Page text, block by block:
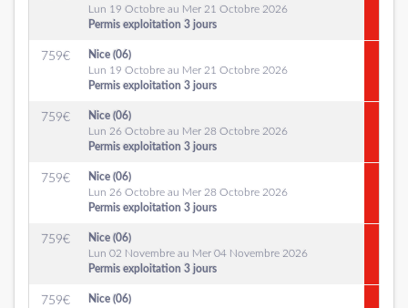
Lun 19 Octobre au Mer 21 Octobre 2026
Permis exploitation 3 jours
759€
Nice (06)
Lun 19 Octobre au Mer 21 Octobre 2026
Permis exploitation 3 jours
759€
Nice (06)
Lun 26 Octobre au Mer 28 Octobre 2026
Permis exploitation 3 jours
759€
Nice (06)
Lun 26 Octobre au Mer 28 Octobre 2026
Permis exploitation 3 jours
759€
Nice (06)
Lun 02 Novembre au Mer 04 Novembre 2026
Permis exploitation 3 jours
759€
Nice (06)